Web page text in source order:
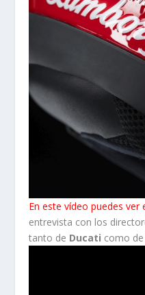
En este vídeo puedes
entrevista con los
tanto de Ducati como de